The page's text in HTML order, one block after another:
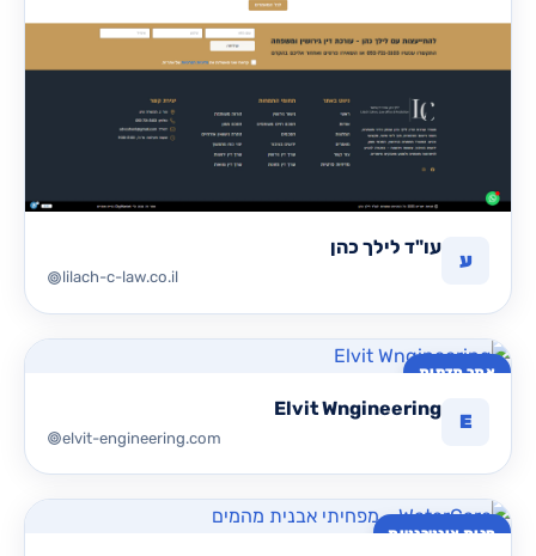
ע
עו"ד לילך כהן
lilach-c-law.co.il
אתר תדמית
E
Elvit Wngineering
elvit-engineering.com
חנות אינטרנטית